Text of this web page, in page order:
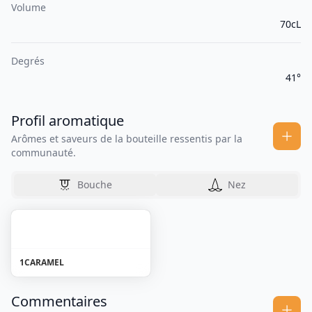
Volume
70cL
Degrés
41°
Profil aromatique
Arômes et saveurs de la bouteille ressentis par la
communauté.
Bouche Nez
1CARAMEL
Commentaires